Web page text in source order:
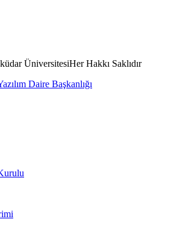
ÜniversitesiHer Hakkı Saklıdır
Daire Başkanlığı